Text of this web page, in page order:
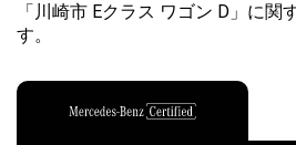
「川崎市 Eクラス ワゴン D」に関
す。